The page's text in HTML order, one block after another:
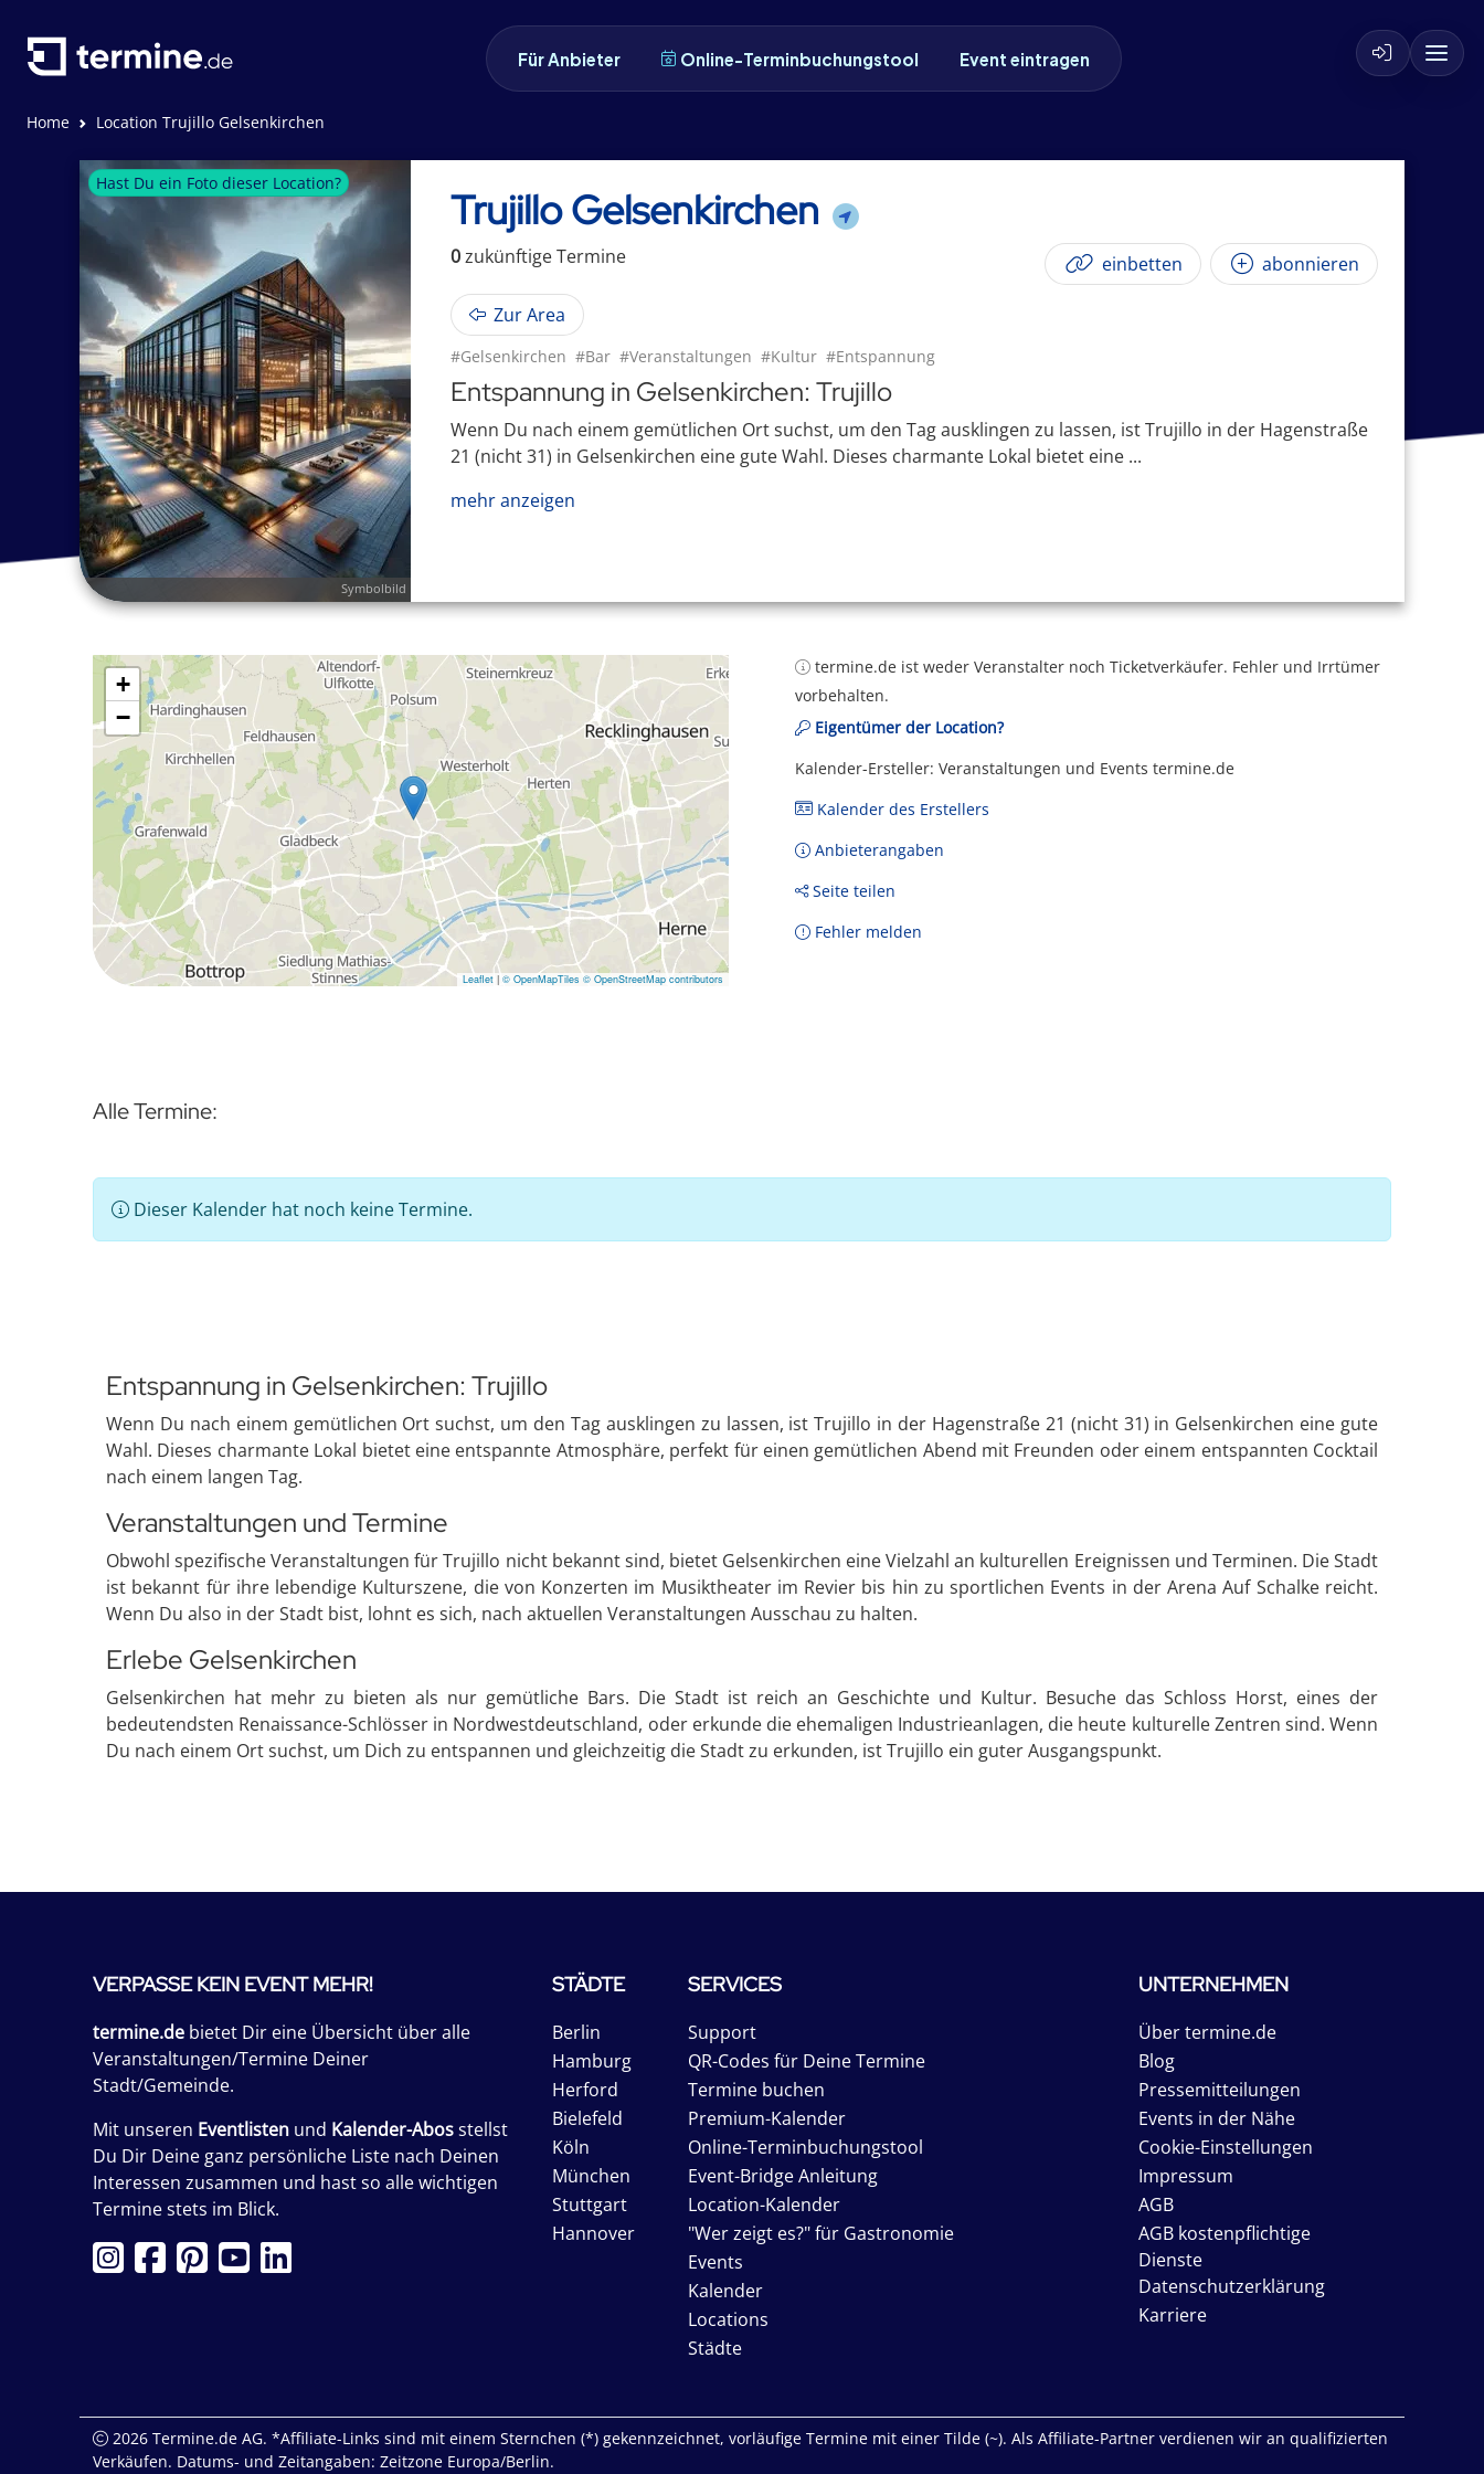
Für Anbieter Online-Terminbuchungstool Event eintragen
Home Location Trujillo Gelsenkirchen
Symbolbild
Hast Du ein Foto dieser Location?
Trujillo Gelsenkirchen
0zukünftigeTermine einbetten abonnieren
Zur Area
#Gelsenkirchen #Bar #Veranstaltungen #Kultur #Entspannung
Entspannung in Gelsenkirchen: Trujillo
Wenn Du nach einem gemütlichen Ort suchst, um den Tag ausklingen zu lassen, ist Trujillo in der Hagenstraße
21 (nicht 31) in Gelsenkirchen eine gute Wahl. Dieses charmante Lokal bietet eine ...
mehr anzeigen
+
−
Leaflet | © OpenMapTiles © OpenStreetMap contributors
termine.de ist weder Veranstalter noch Ticketverkäufer. Fehler und Irrtümer
vorbehalten.
Eigentümer der Location?
Kalender-Ersteller: Veranstaltungen und Events termine.de
Kalender des Erstellers
Anbieterangaben
Seite teilen
Fehler melden
Alle Termine:
Dieser Kalender hat noch keine Termine.
Entspannung in Gelsenkirchen: Trujillo
Wenn Du nach einem gemütlichen Ort suchst, um den Tag ausklingen zu lassen, ist Trujillo in der Hagenstraße 21 (nicht 31) in Gelsenkirchen eine gute
Wahl. Dieses charmante Lokal bietet eine entspannte Atmosphäre, perfekt für einen gemütlichen Abend mit Freunden oder einem entspannten Cocktail
nach einem langen Tag.
Veranstaltungen und Termine
Obwohl spezifische Veranstaltungen für Trujillo nicht bekannt sind, bietet Gelsenkirchen eine Vielzahl an kulturellen Ereignissen und Terminen. Die Stadt
ist bekannt für ihre lebendige Kulturszene, die von Konzerten im Musiktheater im Revier bis hin zu sportlichen Events in der Arena Auf Schalke reicht.
Wenn Du also in der Stadt bist, lohnt es sich, nach aktuellen Veranstaltungen Ausschau zu halten.
Erlebe Gelsenkirchen
Gelsenkirchen hat mehr zu bieten als nur gemütliche Bars. Die Stadt ist reich an Geschichte und Kultur. Besuche das Schloss Horst, eines der
bedeutendsten Renaissance-Schlösser in Nordwestdeutschland, oder erkunde die ehemaligen Industrieanlagen, die heute kulturelle Zentren sind. Wenn
Du nach einem Ort suchst, um Dich zu entspannen und gleichzeitig die Stadt zu erkunden, ist Trujillo ein guter Ausgangspunkt.
VERPASSE KEIN EVENT MEHR!
termine.de bietet Dir eine Übersicht über alle
Veranstaltungen/Termine Deiner
Stadt/Gemeinde.
Mit unseren Eventlisten und Kalender-Abosstellst
Du Dir Deine ganz persönliche Liste nach Deinen
Interessen zusammen und hast so alle wichtigen
Termine stets im Blick.
STÄDTE
Berlin
Hamburg
Herford
Bielefeld
Köln
München
Stuttgart
Hannover
SERVICES
Support
QR-Codes für Deine Termine
Termine buchen
Premium-Kalender
Online-Terminbuchungstool
Event-Bridge Anleitung
Location-Kalender
"Wer zeigt es?" für Gastronomie
Events
Kalender
Locations
Städte
UNTERNEHMEN
Über termine.de
Blog
Pressemitteilungen
Events in der Nähe
Cookie-Einstellungen
Impressum
AGB
AGB kostenpflichtige
Dienste
Datenschutzerklärung
Karriere
2026 Termine.de AG. *Affiliate-Links sind mit einem Sternchen (*) gekennzeichnet, vorläufige Termine mit einer Tilde (~). Als Affiliate-Partner verdienen wir an qualifizierten
Verkäufen. Datums- und Zeitangaben: Zeitzone Europa/Berlin.